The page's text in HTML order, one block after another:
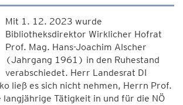
Mit 1. 12. 2023 wurde
Bibliotheksdirektor Wirklicher Hofrat
Prof. Mag. Hans-Joachim Alscher
(Jahrgang 1961) in den Ruhestand
verabschiedet. Herr Landesrat DI
ließ es sich nicht nehmen, Herrn Prof.
langjährige Tätigkeit in und für die NÖ